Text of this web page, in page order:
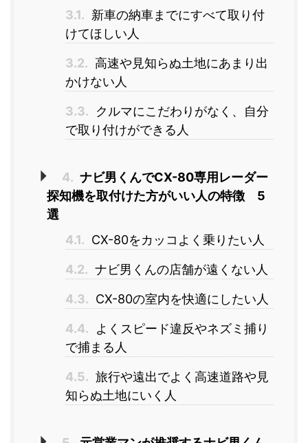
3.1. 新車の納車までにすべて取り付
けてほしい人
3.2. 高速や見知らぬ土地にあまり出
かけない人
3.3.
クルマにこだわりがなく、自分
で取り付けができる人
4. ナビ男くんでCX-80専用レーダー
探知機を取付けた方がいい人の特徴 5
選
4.1. CX-80をカッコよく乗りたい人
4.2. ナビ男くんの店舗が遠くない人
4.3. CX-80の室内を快適にしたい人
4.4.
よくスピード違反やネズミ捕り
で捕まる人
4.5. 旅行や遠出でよく高速道路や見
知らぬ土地にいく人